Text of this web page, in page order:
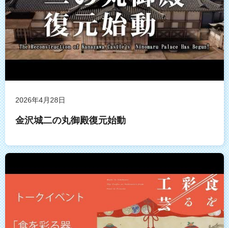
2026年4月28日
金沢城二の丸御殿復元始動